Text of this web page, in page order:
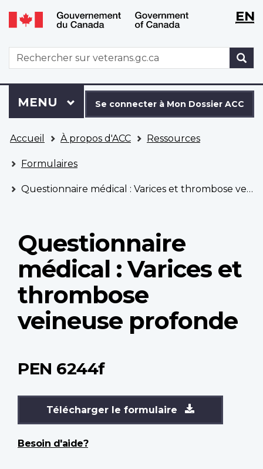
Aller
au
principal
Passer
à
version
HTML
simplifiée
WxT
WxTEN
WxT
Search
form
connecter
à
Dossier
ACC
Se connecter à Mon Dossier ACC
Menu
MENU PRINCIPAL
êtes
ici
Accueil À propos d'ACC Ressources
Formulaires
Questionnaire médical : Varices et thrombose veineuse profonde
Questionnaire
médical : Varices et
thrombose
veineuse profonde
PEN 6244f
Télécharger le formulaire
Besoin d'aide?